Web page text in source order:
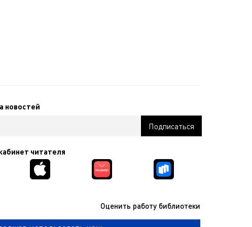
новостей
читателя
Оценить работу библиотеки